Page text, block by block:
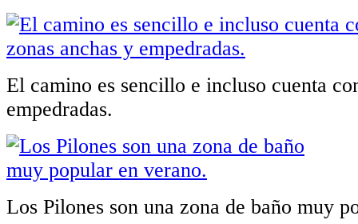
El camino es sencillo e incluso cuenta
empedradas.
Los Pilones son una zona de baño muy